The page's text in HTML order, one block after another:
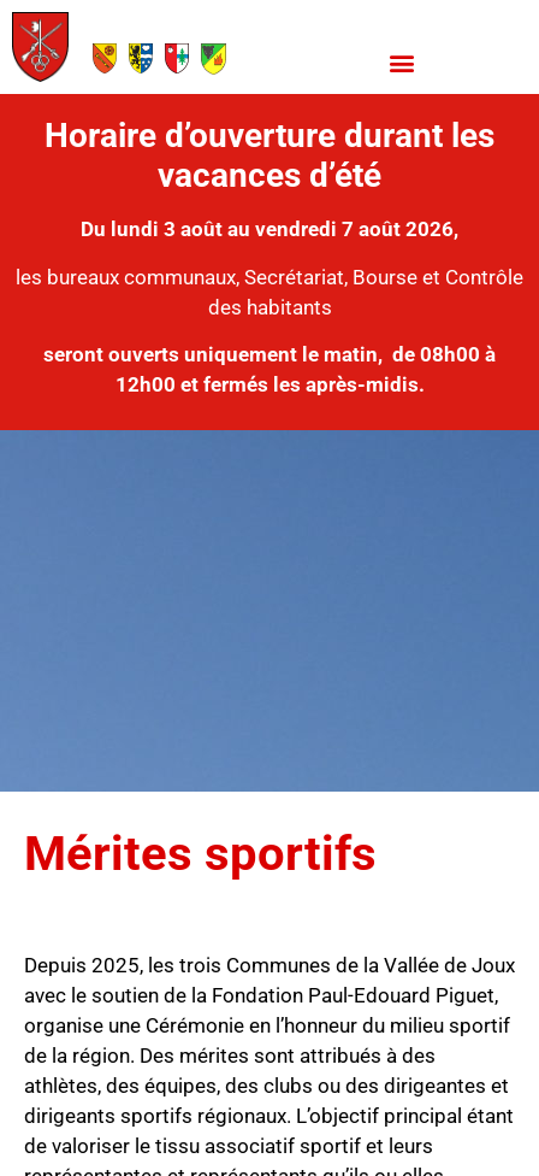
Horaire d’ouverture durant les
vacances d’été
Du lundi 3 août au vendredi 7 août 2026,
les bureaux communaux, Secrétariat, Bourse et Contrôle
des habitants
seront ouverts uniquement le matin, de 08h00 à
12h00 et fermés les après-midis.
Mérites sportifs
Depuis 2025, les trois Communes de la Vallée de Joux
avec le soutien de la Fondation Paul-Edouard Piguet,
organise une Cérémonie en l’honneur du milieu sportif
de la région. Des mérites sont attribués à des
athlètes, des équipes, des clubs ou des dirigeantes et
dirigeants sportifs régionaux. L’objectif principal étant
de valoriser le tissu associatif sportif et leurs